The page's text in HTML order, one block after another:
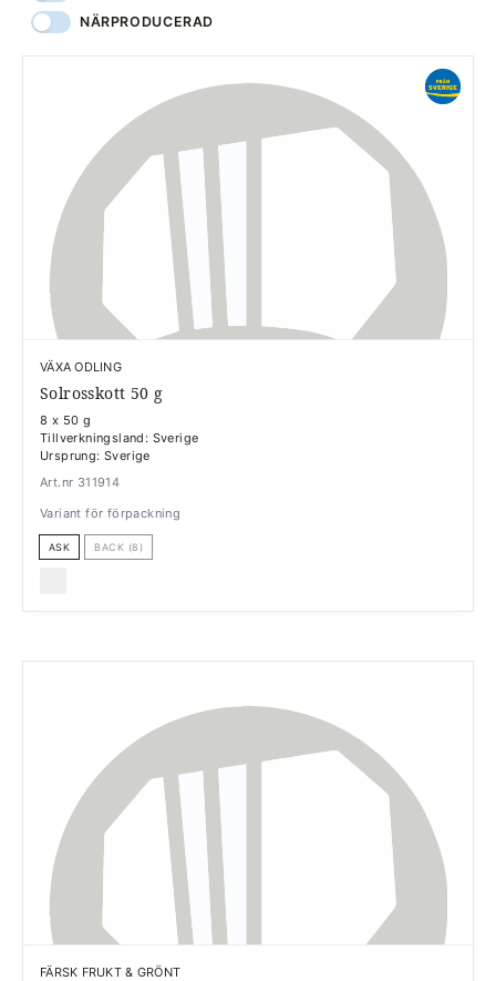
NÄRPRODUCERAD
VÄXA ODLING
Solrosskott 50 g
8 x 50 g
Tillverkningsland: Sverige
Ursprung: Sverige
Art.nr 311914
Variant för förpackning
ASK BACK (8)
FÄRSK FRUKT & GRÖNT